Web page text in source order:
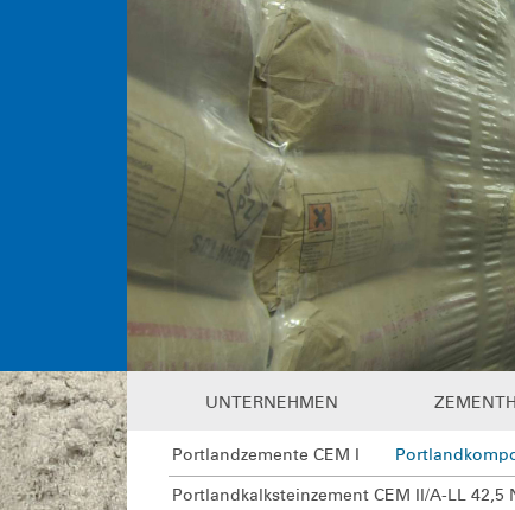
UNTERNEHMEN
Portlandzemente CEM I
Portlandkalksteinzement CEM II/A-LL 42,5